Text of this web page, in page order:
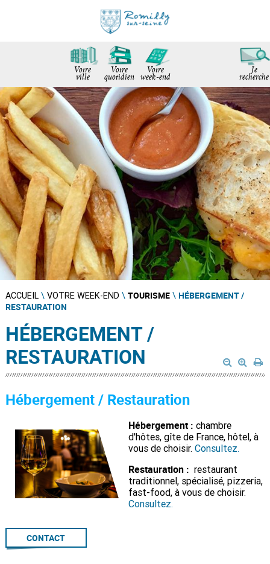
Je
recherche
Votre
ville
Votre
quotidien
Votre
week-end
ACCUEIL\ VOTRE WEEK-END \ TOURISME\ HÉBERGEMENT /
RESTAURATION
HÉBERGEMENT /
RESTAURATION
Hébergement / Restauration
Hébergement : chambre
d'hôtes, gîte de France, hôtel, à
vous de choisir. Consultez.
Restauration : restaurant
traditionnel, spécialisé, pizzeria,
fast-food, à vous de choisir.
Consultez.
CONTACT